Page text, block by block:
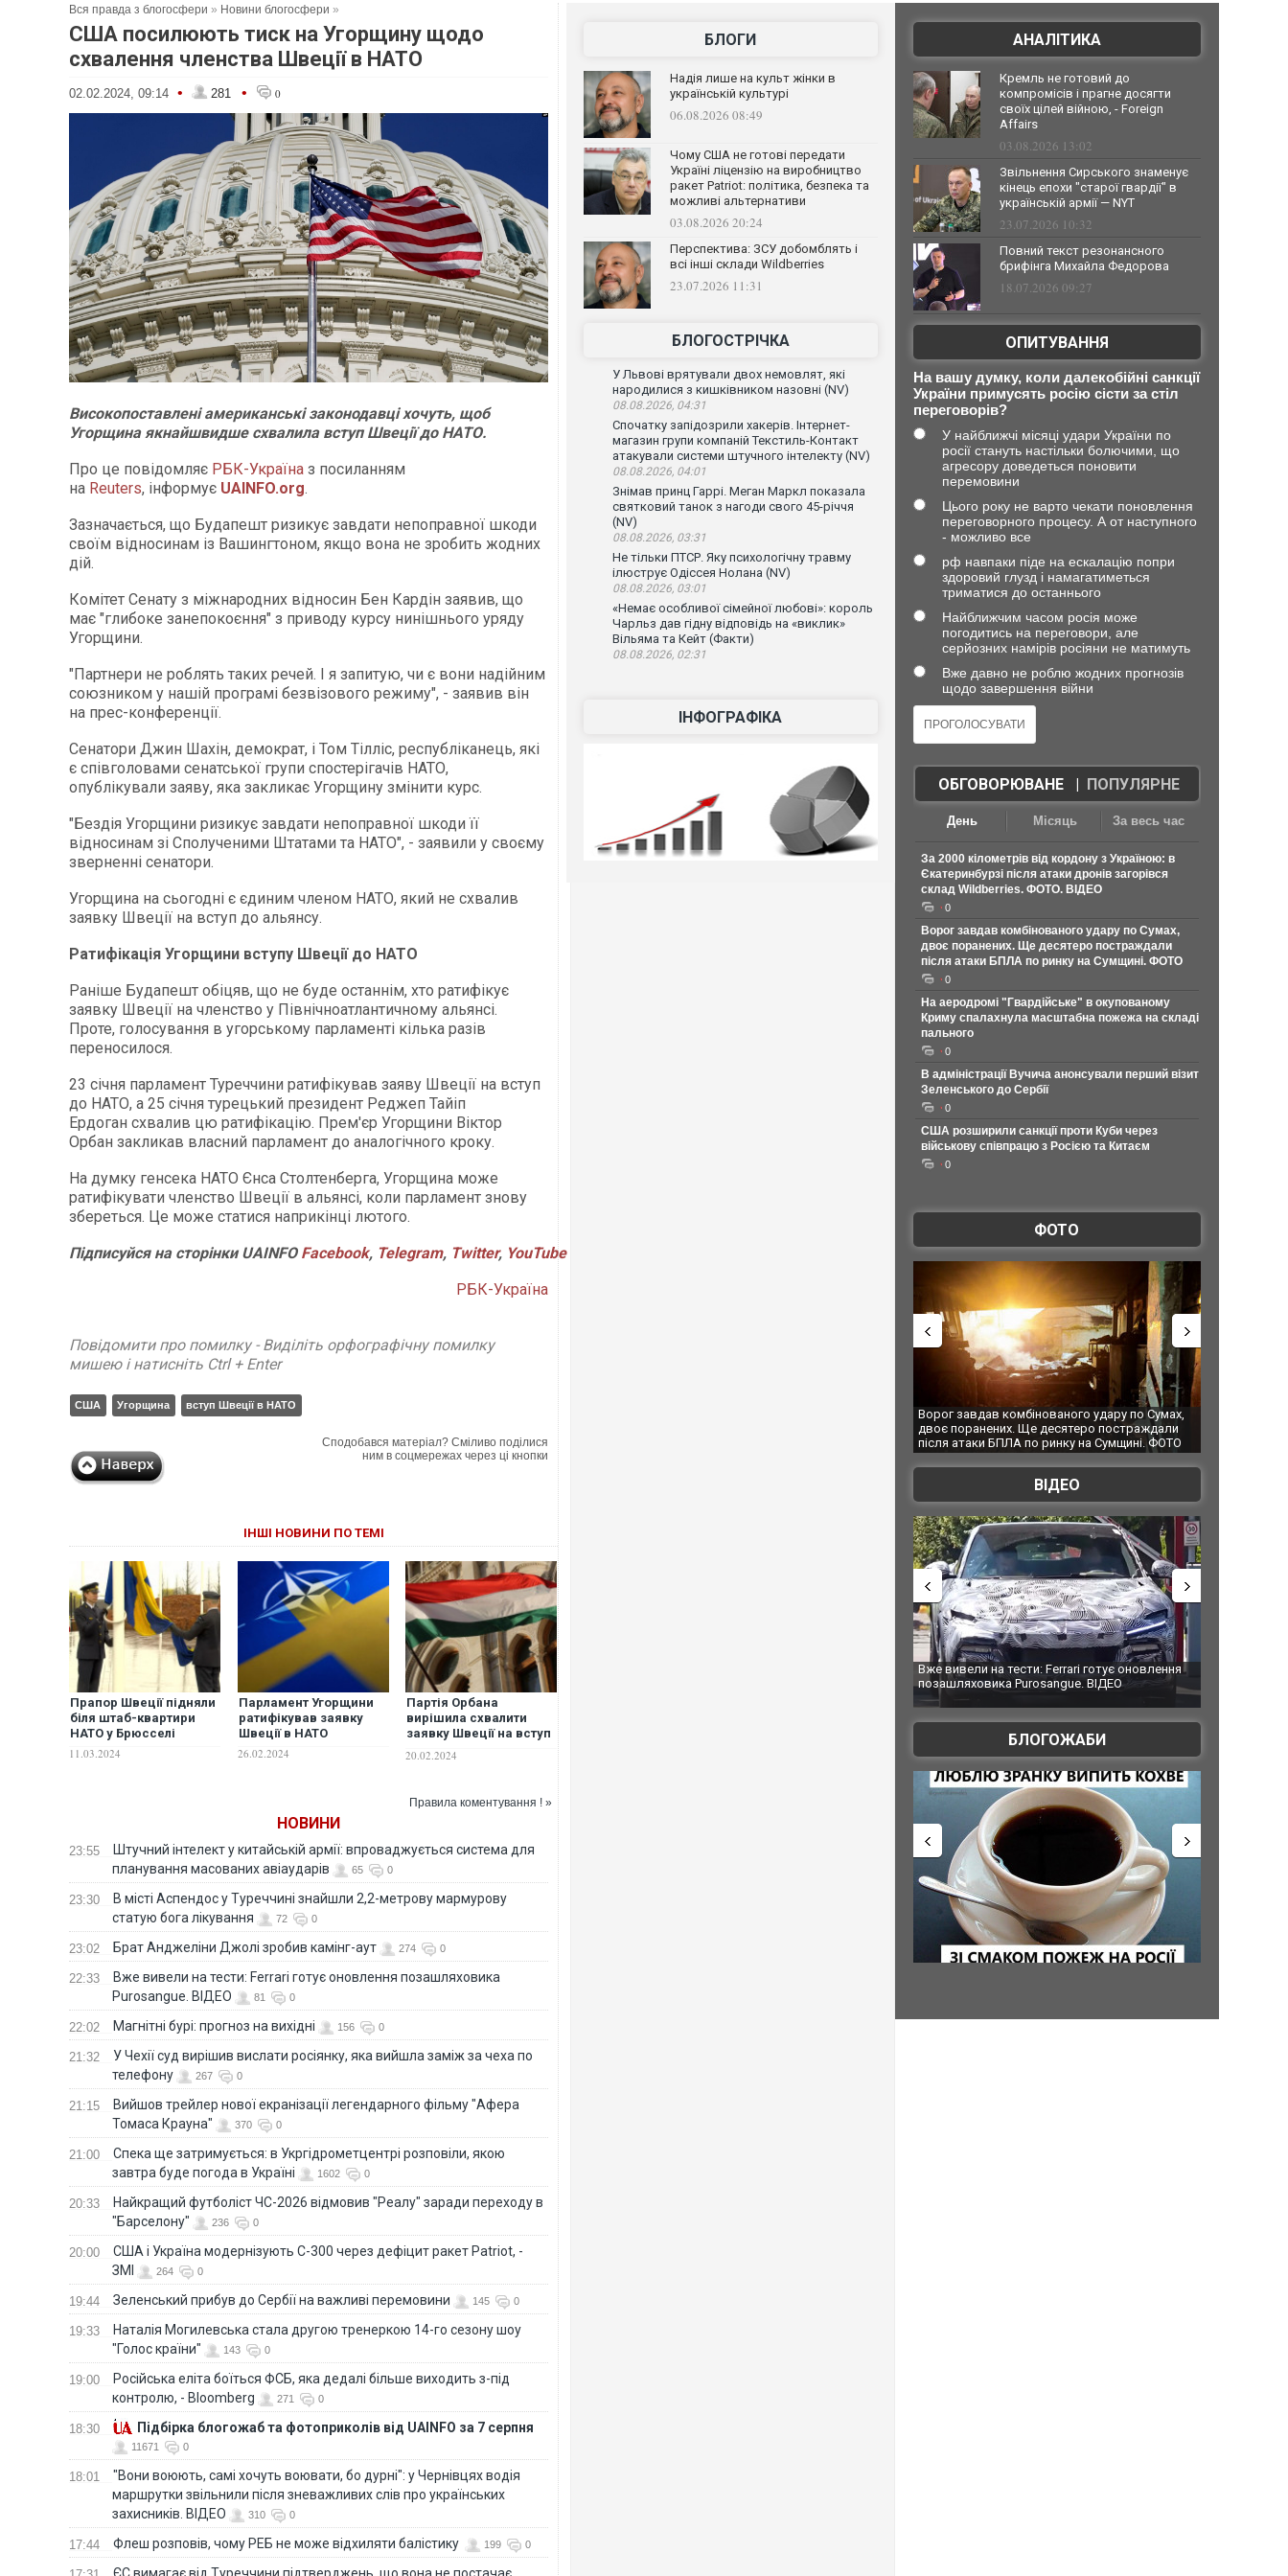
Вся правда з блогосфери » Новини блогосфери »
США посилюють тиск на Угорщину щодо
схвалення членства Швеції в НАТО
02.02.2024, 09:14 • 281 • 0
Високопоставлені американські законодавці хочуть, щоб
Угорщина якнайшвидше схвалила вступ Швеції до НАТО.
Про це повідомляє РБК-Україна з посиланням
на Reuters, інформує UAINFO.org.
Зазначається, що Будапешт ризикує завдати непоправної шкоди
своїм відносинам із Вашингтоном, якщо вона не зробить жодних
дій.
Комітет Сенату з міжнародних відносин Бен Кардін заявив, що
має "глибоке занепокоєння" з приводу курсу нинішнього уряду
Угорщини.
"Партнери не роблять таких речей. І я запитую, чи є вони надійним
союзником у нашій програмі безвізового режиму", - заявив він
на прес-конференції.
Сенатори Джин Шахін, демократ, і Том Тілліс, республіканець, які
є співголовами сенатської групи спостерігачів НАТО,
опублікували заяву, яка закликає Угорщину змінити курс.
"Бездія Угорщини ризикує завдати непоправної шкоди її
відносинам зі Сполученими Штатами та НАТО", - заявили у своєму
зверненні сенатори.
Угорщина на сьогодні є єдиним членом НАТО, який не схвалив
заявку Швеції на вступ до альянсу.
Ратифікація Угорщини вступу Швеції до НАТО
Раніше Будапешт обіцяв, що не буде останнім, хто ратифікує
заявку Швеції на членство у Північноатлантичному альянсі.
Проте, голосування в угорському парламенті кілька разів
переносилося.
23 січня парламент Туреччини ратифікував заяву Швеції на вступ
до НАТО, а 25 січня турецький президент Реджеп Тайіп
Ердоган схвалив цю ратифікацію. Прем'єр Угорщини Віктор
Орбан закликав власний парламент до аналогічного кроку.
На думку генсека НАТО Єнса Столтенберга, Угорщина може
ратифікувати членство Швеції в альянсі, коли парламент знову
збереться. Це може статися наприкінці лютого.
Підписуйся на сторінки UAINFO Facebook, Telegram, Twitter, YouTube
РБК-Україна
Повідомити про помилку - Виділіть орфографічну помилку
мишею і натисніть Ctrl + Enter
США Угорщина вступ Швеції в НАТО
Сподобався матеріал? Сміливо поділися
ним в соцмережах через ці кнопки
ІНШІ НОВИНИ ПО ТЕМІ
Прапор Швеції підняли
біля штаб-квартири
НАТО у Брюсселі
11.03.2024
Парламент Угорщини
ратифікував заявку
Швеції в НАТО
26.02.2024
Партія Орбана
вирішила схвалити
заявку Швеції на вступ
20.02.2024
Правила коментування ! »
НОВИНИ
23:55
Штучний інтелект у китайській армії: впроваджується система для
планування масованих авіаударів
65 0
23:30
В місті Аспендос у Туреччині знайшли 2,2-метрову мармурову
статую бога лікування
72 0
23:02 Брат Анджеліни Джолі зробив камінг-аут 274 0
22:33
Вже вивели на тести: Ferrari готує оновлення позашляховика
Purosangue. ВІДЕО
81 0
22:02 Магнітні бурі: прогноз на вихідні 156 0
21:32
У Чехії суд вирішив вислати росіянку, яка вийшла заміж за чеха по
телефону
267 0
21:15
Вийшов трейлер нової екранізації легендарного фільму "Афера
Томаса Крауна"
370 0
21:00
Спека ще затримується: в Укргідрометцентрі розповіли, якою
завтра буде погода в Україні
1602 0
20:33
Найкращий футболіст ЧС-2026 відмовив "Реалу" заради переходу в
"Барселону"
236 0
20:00
США і Україна модернізують С-300 через дефіцит ракет Patriot, -
ЗМІ
264 0
19:44 Зеленський прибув до Сербії на важливі перемовини 145 0
19:33
Наталія Могилевська стала другою тренеркою 14-го сезону шоу
"Голос країни"
143 0
19:00
Російська еліта боїться ФСБ, яка дедалі більше виходить з-під
контролю, - Bloomberg
271 0
18:30 Підбірка блогожаб та фотоприколів від UAINFO за 7 серпня
11671 0
18:01
"Вони воюють, самі хочуть воювати, бо дурні": у Чернівцях водія
маршрутки звільнили після зневажливих слів про українських
захисників. ВІДЕО
310 0
17:44 Флеш розповів, чому РЕБ не може відхиляти балістику 199 0
БЛОГИ
Надія лише на культ жінки в
українській культурі
06.08.2026 08:49
Чому США не готові передати
Україні ліцензію на виробництво
ракет Patriot: політика, безпека та
можливі альтернативи
03.08.2026 20:24
Перспектива: ЗСУ добомблять і
всі інші склади Wildberries
23.07.2026 11:31
БЛОГОСТРІЧКА
У Львові врятували двох немовлят, які
народилися з кишківником назовні (NV)
08.08.2026, 04:31
Спочатку запідозрили хакерів. Інтернет-
магазин групи компаній Текстиль-Контакт
атакували системи штучного інтелекту (NV)
08.08.2026, 04:01
Знімав принц Гаррі. Меган Маркл показала
святковий танок з нагоди свого 45-річчя
(NV)
08.08.2026, 03:31
Не тільки ПТСР. Яку психологічну травму
ілюструє Одіссея Нолана (NV)
08.08.2026, 03:01
«Немає особливої сімейної любові»: король
Чарльз дав гідну відповідь на «виклик»
Вільяма та Кейт (Факти)
08.08.2026, 02:31
ІНФОГРАФІКА
АНАЛІТИКА
Кремль не готовий до
компромісів і прагне досягти
своїх цілей війною, - Foreign
Affairs
03.08.2026 13:02
Звільнення Сирського знаменує
кінець епохи "старої гвардії" в
українській армії — NYT
23.07.2026 10:32
Повний текст резонансного
брифінга Михайла Федорова
18.07.2026 09:27
ОПИТУВАННЯ
На вашу думку, коли далекобійні санкції
України примусять росію сісти за стіл
переговорів?
У найближчі місяці удари України по
росії стануть настільки болючими, що
агресору доведеться поновити
перемовини
Цього року не варто чекати поновлення
переговорного процесу. А от наступного
- можливо все
рф навпаки піде на ескалацію попри
здоровий глузд і намагатиметься
триматися до останнього
Найближчим часом росія може
погодитись на переговори, але
серйозних намірів росіяни не матимуть
Вже давно не роблю жодних прогнозів
щодо завершення війни
ОБГОВОРЮВАНЕ| ПОПУЛЯРНЕ
День Місяць За весь час
За 2000 кілометрів від кордону з Україною: в
Єкатеринбурзі після атаки дронів загорівся
склад Wildberries. ФОТО. ВІДЕО
0
Ворог завдав комбінованого удару по Сумах,
двоє поранених. Ще десятеро постраждали
після атаки БПЛА по ринку на Сумщині. ФОТО
0
На аеродромі "Гвардійське" в окупованому
Криму спалахнула масштабна пожежа на складі
пального
0
В адміністрації Вучича анонсували перший візит
Зеленського до Сербії
0
США розширили санкції проти Куби через
військову співпрацю з Росією та Китаєм
0
ФОТО
Ворог завдав комбінованого удару по Сумах,
двоє поранених. Ще десятеро постраждали
після атаки БПЛА по ринку на Сумщині. ФОТО
За 2000 кілометрів від кордону з
Єкатеринбурзі після атаки дронів
склад Wildberries. ФОТО. ВІДЕО
ВІДЕО
Вже вивели на тести: Ferrari готує оновлення
позашляховика Purosangue. ВІДЕО
Вийшов трейлер нової екранізації
фільму "Афера Томаса Крауна"
БЛОГОЖАБИ